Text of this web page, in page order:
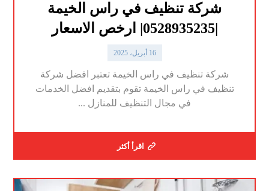
شركة تنظيف في راس الخيمة
|0528935235| ارخص الاسعار
16 أبريل، 2025
شركة تنظيف في راس الخيمة تعتبر افضل شركة
تنظيف في راس الخيمة تقوم بتقديم افضل الخدمات
في مجال التنظيف للمنازل ...
اقرأ أكثر